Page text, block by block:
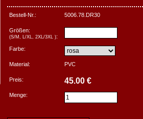
Bestell-Nr.: 5006.78.DR30
Größen:
(S/M, L/XL, 2XL/3XL ):
Farbe:
Material: PVC
Preis: 45.00 €
Menge: